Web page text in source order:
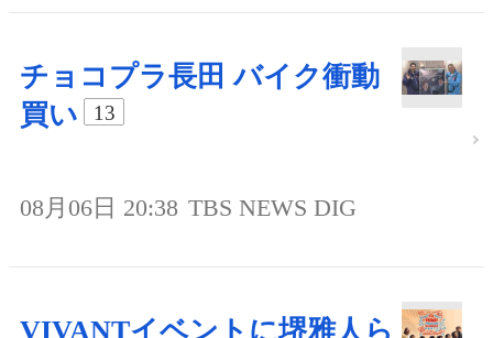
チョコプラ長田 バイク衝動
買い
13
08月06日 20:38 TBS NEWS DIG
VIVANTイベントに堺雅人ら